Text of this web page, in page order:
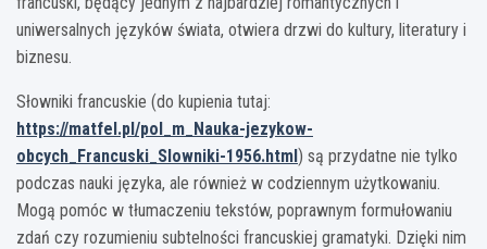
uniwersalnych języków świata, otwiera drzwi do kultury, literatury i
biznesu.
Słowniki francuskie (do kupienia tutaj:
https://matfel.pl/pol_m_Nauka-jezykow-
obcych_Francuski_Slowniki-1956.html) są przydatne nie tylko
podczas nauki języka, ale również w codziennym użytkowaniu.
Mogą pomóc w tłumaczeniu tekstów, poprawnym formułowaniu
zdań czy rozumieniu subtelności francuskiej gramatyki. Dzięki nim